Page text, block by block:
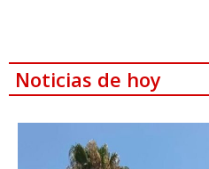
Noticias de hoy